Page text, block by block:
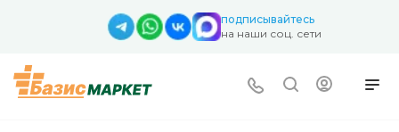
подписывайтесь
на наши соц. сети